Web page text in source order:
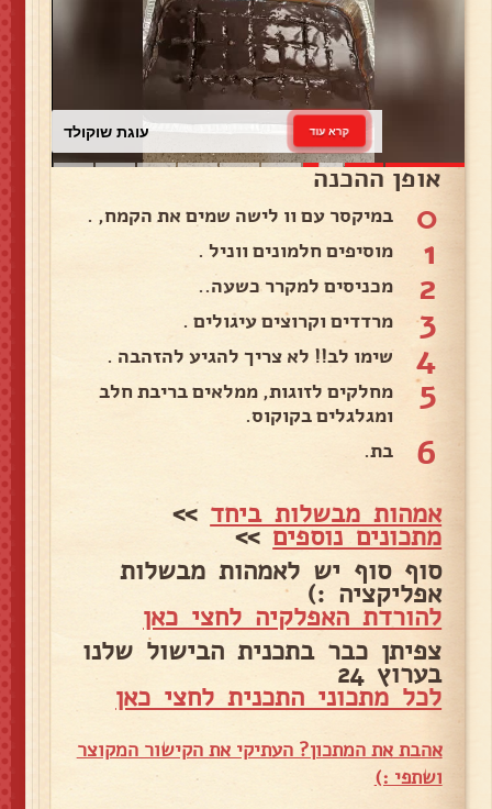
עוגת שוקולד קרא עוד
אופן ההכנה
0 במיקסר עם וו לישה שמים את הקמח, .
1 מוסיפים חלמונים ווניל .
2 מכניסים למקרר כשעה..
3 מרדדים וקרוצים עיגולים .
4 שימו לב!! לא צריך להגיע להזהבה .
5
מחלקים לזוגות, ממלאים בריבת חלב
ומגלגלים בקוקוס.
6 בת.
אמהות מבשלות ביחד >>
מתכונים נוספים>>
סוף סוף יש לאמהות מבשלות
אפליקציה :)
להורדת האפלקיה לחצי כאן
צפיתן כבר בתכנית הבישול שלנו
בערוץ 24
לכל מתכוני התכנית לחצי כאן
אהבת את המתכון? העתיקי את הקישור המקוצר
ושתפי :)